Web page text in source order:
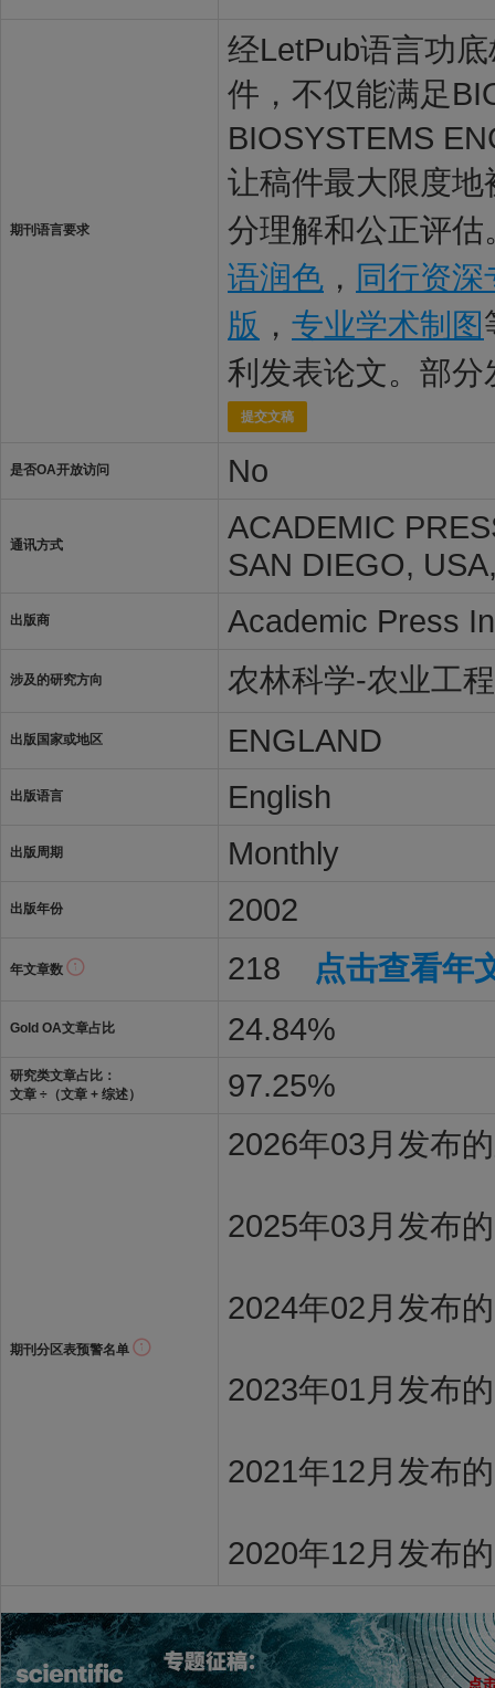
期刊语言要求
经LetPub语言功
件，不仅能满足
BIOSYSTEMS
让稿件最大限度
分理解和公正评
语润色 ， 同行资深
版 ， 专业学术制图
利发表论文。部
提交文稿
是否OA开放访问 No
通讯方式
ACADEMIC
SAN DIEGO,
出版商 Academic Press
涉及的研究方向 农林科学-农业工程
出版国家或地区 ENGLAND
出版语言 English
出版周期 Monthly
出版年份 2002
年文章数 218 点击查看年
Gold OA文章占比 24.84%
研究类文章占比：
文章 ÷（文章 + 综述）
97.25%
期刊分区表预警名单
2026年03月发布
2025年03月发布
2024年02月发布
2023年01月发布
2021年12月发布
2020年12月发布